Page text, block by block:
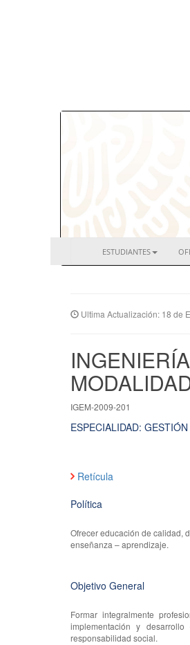
ESTUDIANTES
Ultima Actualización: 18 de
IGEM-2009-201
ESPECIALIDAD:
Retícula
Política
Ofrecer educación de calidad,
enseñanza – aprendizaje.
Objetivo General
Formar integralmente
implementación y
responsabilidad social.